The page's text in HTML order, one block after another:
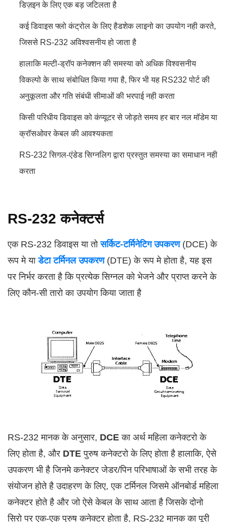
डिज़इन के लिए एक बड़ जटिलता है
कई डिवाइस फ्लो कंट्रोल के लिए हैडशेक लाइनो का उपयोग नही करते,
जिससे RS-232 अविश्वसनीय हो जाता है
हालाकि मल्टी-ड्रॉप कनेक्शन की समस्या को अधिक विश्वसनीय
विकल्पो के साथ संबोधित किया गया है, फिर भी यह RS232 पोर्ट की
अनुकूलता और गति संबंधी सीमाओं की भरपाई नही करता
किसी परिधीय डिवाइस को कंप्यूटर से जोड़ते समय हर बार नल मॉडेम या
क्रॉसओवर केबल की आवश्यकता
RS-232 सिगल-एंडेड सिग्नलिग द्वारा प्रस्तुत समस्या का समाधान नही
करता
RS-232 कनेक्टर्स
एक RS-232 डिवाइस या तोसर्किट-टर्मिनेटिग उपकरण(DCE) के
रूप मे याडेटा टर्मिनल उपकरण(DTE) के रूप मे होता है, यह इस
पर निर्भर करता है कि प्रत्येक सिग्नल को भेजने और प्राप्त करने के
लिए कौन-सी तारो का उपयोग किया जाता है
RS-232 मानक के अनुसार, DCE का अर्थ महिला कनेक्टरो के
लिए होता है, और DTE पुरुष कनेक्टरो के लिए होता है हालाकि, ऐसे
उपकरण भी है जिनमे कनेक्टर जेडर/पिन परिभाषाओं के सभी तरह के
संयोजन होते है उदाहरण के लिए, एक टर्मिनल जिसमे ऑनबोर्ड महिला
कनेक्टर होते है और जो ऐसे केबल के साथ आता है जिसके दोनो
सिरो पर एक-एक पुरुष कनेक्टर होता है, RS-232 मानक का पूरी